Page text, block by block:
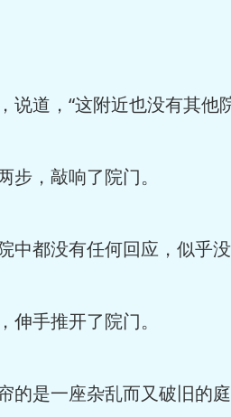
道，“这附近也没有其他
，敲响了院门。
都没有任何回应，似乎没
手推开了院门。
是一座杂乱而又破旧的